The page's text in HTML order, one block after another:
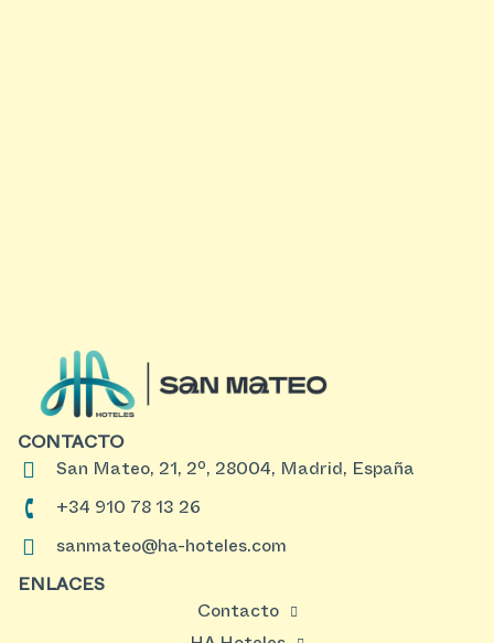
CONTACTO
San Mateo, 21, 2º, 28004, Madrid, España
+34 910 78 13 26
sanmateo@ha-hoteles.com
ENLACES
Contacto